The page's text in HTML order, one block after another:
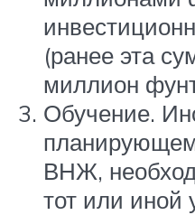
(ранее эта
миллион
Обучение.
ВНЖ,
тот или иной